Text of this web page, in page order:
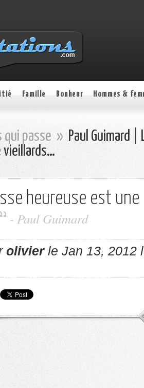
Famille Bonheur Hommes &
qui passe » Paul Guimard
vieillards…
heureuse est
- Paul Guimard
olivierle Jan 13, 2012